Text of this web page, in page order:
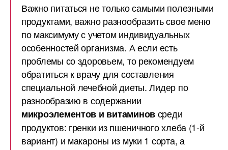
Важно питаться не только самыми полезными
продуктами, важно разнообразить свое меню
по максимуму с учетом индивидуальных
особенностей организма. А если есть
проблемы со здоровьем, то рекомендуем
обратиться к врачу для составления
специальной лечебной диеты. Лидер по
разнообразию в содержании
микроэлементов и витаминовсреди
продуктов: гренки из пшеничного хлеба (1-й
вариант) и макароны из муки 1 сорта, а